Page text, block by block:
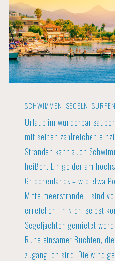
SCHWIMMEN, SEGELN,
Urlaub im wunderbar
mit seinen zahlreichen
Stränden kann auch
heißen. Einige der am
Griechenlands – wie etwa
Mittelmeerstrände – sind
erreichen. In Nidri selbst
Segeljachten gemietet
Ruhe einsamer Buchten,
zugänglich sind. Die